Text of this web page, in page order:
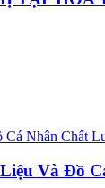
Và Đồ